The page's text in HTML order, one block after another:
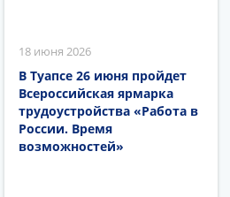
18 июня 2026
В Туапсе 26 июня пройдет
Всероссийская ярмарка
трудоустройства «Работа в
России. Время
возможностей»